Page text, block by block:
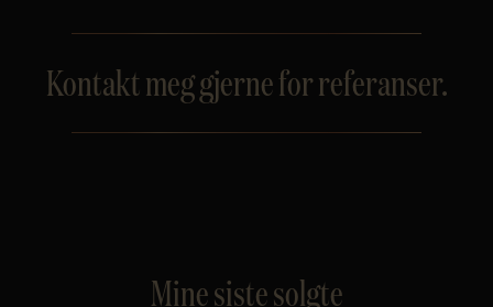
Kontakt meg gjerne for referanser.
Mine siste solgte